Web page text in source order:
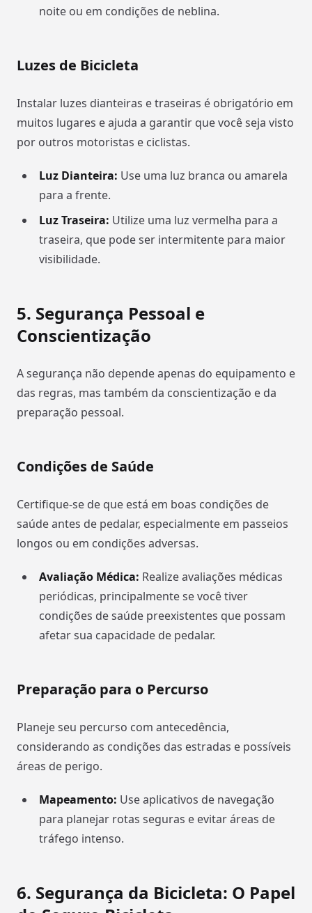
noite ou em condições de neblina.
Luzes de Bicicleta
Instalar luzes dianteiras e traseiras é obrigatório em
muitos lugares e ajuda a garantir que você seja visto
por outros motoristas e ciclistas.
Luz Dianteira: Use uma luz branca ou amarela
para a frente.
Luz Traseira: Utilize uma luz vermelha para a
traseira, que pode ser intermitente para maior
visibilidade.
5. Segurança Pessoal e
Conscientização
A segurança não depende apenas do equipamento e
das regras, mas também da conscientização e da
preparação pessoal.
Condições de Saúde
Certifique-se de que está em boas condições de
saúde antes de pedalar, especialmente em passeios
longos ou em condições adversas.
Avaliação Médica: Realize avaliações médicas
periódicas, principalmente se você tiver
condições de saúde preexistentes que possam
afetar sua capacidade de pedalar.
Preparação para o Percurso
Planeje seu percurso com antecedência,
considerando as condições das estradas e possíveis
áreas de perigo.
Mapeamento: Use aplicativos de navegação
para planejar rotas seguras e evitar áreas de
tráfego intenso.
6. Segurança da Bicicleta: O Papel